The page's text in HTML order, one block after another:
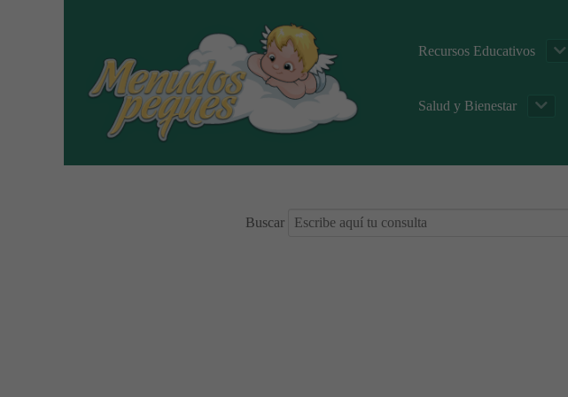
Recursos Educativos
Salud y Bienestar
Buscar